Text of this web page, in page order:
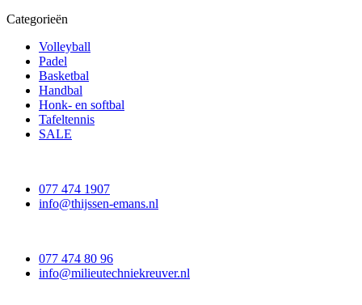
Categorieën
Volleyball
Padel
Basketbal
Handbal
Honk- en softbal
Tafeltennis
SALE
077 474 1907
info@thijssen-emans.nl
077 474 80 96
info@milieutechniekreuver.nl